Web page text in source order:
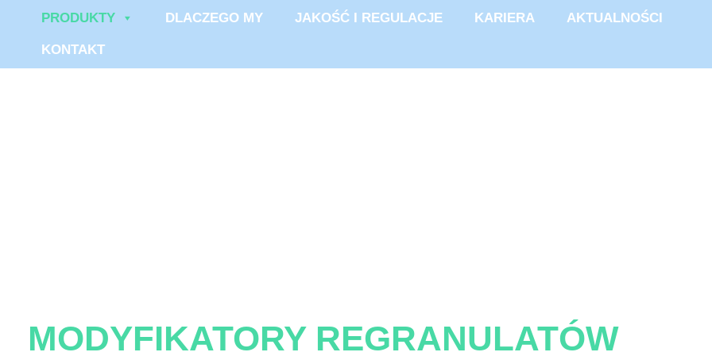
PRODUKTY DLACZEGO MY JAKOŚĆ I REGULACJE KARIERA AKTUALNOŚCI
KONTAKT
MODYFIKATORY REGRANULATÓW